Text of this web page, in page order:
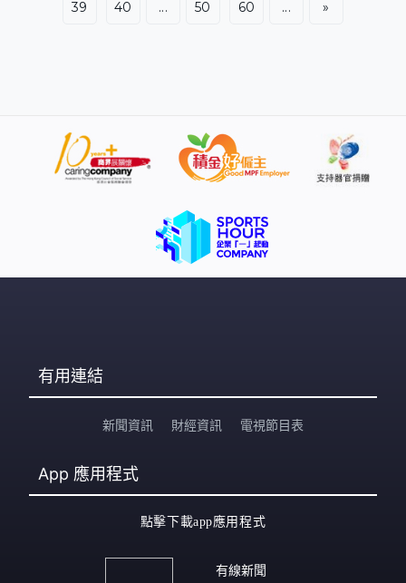
39 40 ... 50 60 ... »
有用連結
新聞資訊 財經資訊 電視節目表
App 應用程式
點擊下載app應用程式
有線新聞